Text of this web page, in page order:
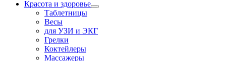
Красота и здоровье
Таблетницы
Весы
для УЗИ и ЭКГ
Грелки
Коктейлеры
Массажеры